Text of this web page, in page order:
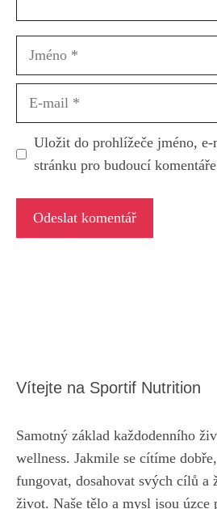
Jméno
Uložit do prohlížeče jméno,
stránku pro budoucí
Vítejte na Sportif Nutrition
Samotný základ každodenního
wellness. Jakmile se cítíme
fungovat, dosahovat svých cílů a
život. Naše tělo a mysl jsou úzce